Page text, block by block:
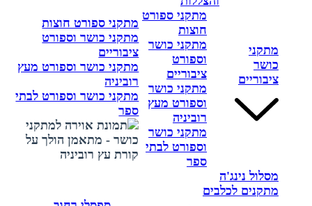
מתקני
כושר
ציבוריים
מתקני ספורט
חוצות
מתקני כושר
וספורט
ציבוריים
מתקני כושר
וספורט מעץ
רוביניה
מתקני כושר
וספורט לבתי
ספר
מתקני ספורט חוצות
מתקני כושר וספורט
ציבוריים
מתקני כושר וספורט מעץ
רוביניה
מתקני כושר וספורט לבתי
ספר
מסלול נינג'ה
מתקנים לכלבים